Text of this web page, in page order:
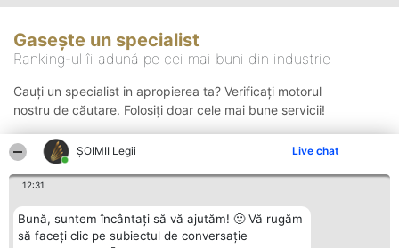
ȘOIMII Legii Live chat
12:31
Bună, suntem încântați să vă ajutăm! 🙂 Vă rugăm
să faceți clic pe subiectul de conversație
Gasește un specialist
Ranking-ul îi adună pe cei mai buni din industrie
Cauți un specialist in apropierea ta? Verificați motorul
nostru de căutare. Folosiți doar cele mai bune servicii!